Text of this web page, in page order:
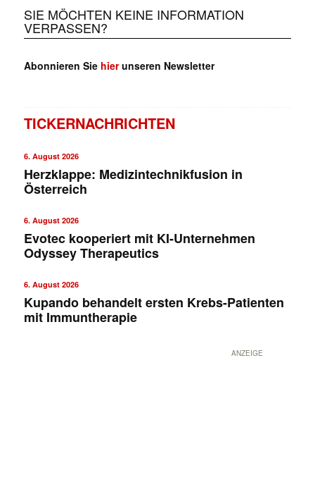
SIE MÖCHTEN KEINE INFORMATION
VERPASSEN?
Abonnieren Sie hierunseren Newsletter
TICKERNACHRICHTEN
6. August 2026
Herzklappe: Medizintechnikfusion in
Österreich
6. August 2026
Evotec kooperiert mit KI-Unternehmen
Odyssey Therapeutics
6. August 2026
Kupando behandelt ersten Krebs-Patienten
mit Immuntherapie
ANZEIGE